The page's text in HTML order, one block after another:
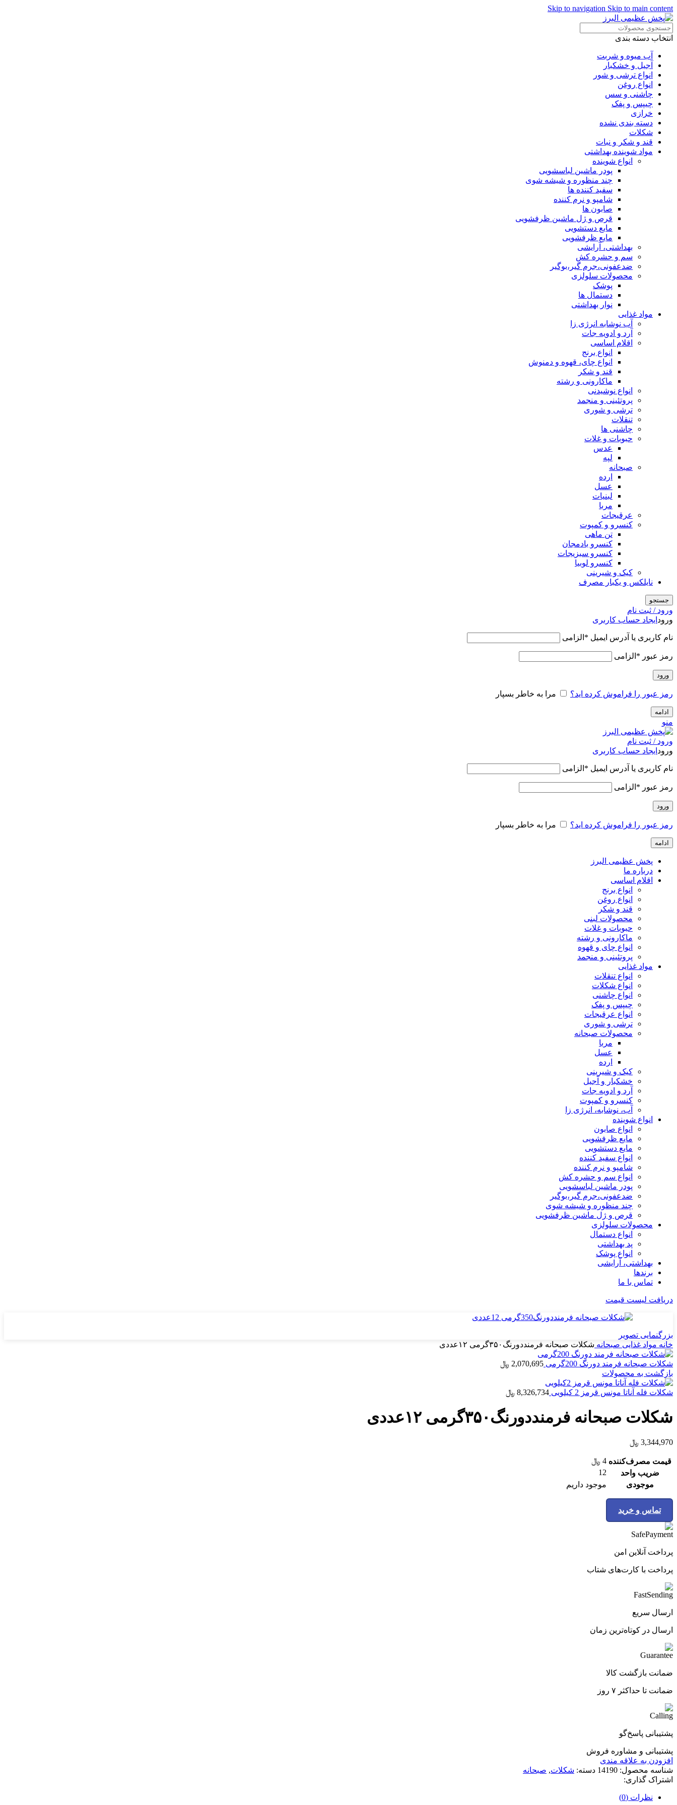
Skip to navigation Skip to main content
انتخاب دسته بندی
آب میوه و شربت
آجیل و خشکبار
انواع ترشی و شور
انواع روغن
چاشنی و سس
چیپس و پفک
خرازی
دسته بندی نشده
شکلات
قند و شکر و نبات
مواد شوینده بهداشتی
انواع شوینده
پودر ماشین لباسشویی
چند منظوره و شیشه شوی
سفید کننده ها
شامپو و نرم کننده
صابون ها
قرص و ژل ماشین ظرفشویی
مایع دستشویی
مایع ظرفشویی
بهداشتی، آرایشی
سم و حشره کش
ضدعفونی،جرم گیر،بوگیر
محصولات سلولزی
پوشک
دستمال ها
نوار بهداشتی
مواد غذایی
آب نوشابه انرژی زا
آرد و ادویه جات
اقلام اساسی
انواع برنج
انواع چای، قهوه و دمنوش
قند و شکر
ماکارونی و رشته
انواع نوشیدنی
پروتئینی و منجمد
ترشی و شوری
تنقلات
چاشنی ها
حبوبات و غلات
عدس
لپه
صبحانه
ارده
عسل
لبنیات
مربا
عرقیجات
کنسرو و کمپوت
تن ماهی
کنسرو بادمجان
کنسرو سبزیجات
کنسرو لوبیا
کیک و شیرینی
نایلکس و یکبار مصرف
جستجو
ورود / ثبت نام
ورود ایجاد حساب کاربری
نام کاربری یا آدرس ایمیل * الزامی
رمز عبور * الزامی
ورود
رمز عبور را فراموش کرده اید؟ مرا به خاطر بسپار
ادامه
منو
ورود / ثبت نام
ورود ایجاد حساب کاربری
نام کاربری یا آدرس ایمیل * الزامی
رمز عبور * الزامی
ورود
رمز عبور را فراموش کرده اید؟ مرا به خاطر بسپار
ادامه
پخش عظیمی البرز
درباره ما
اقلام اساسی
انواع برنج
انواع روغن
قند و شکر
محصولات لبنی
حبوبات و غلات
ماکارونی و رشته
انواع چای و قهوه
پروتئینی و منجمد
مواد غذایی
انواع تنقلات
انواع شکلات
انواع چاشنی
چیپس و پفک
انواع عرقیجات
ترشی و شوری
محصولات صبحانه
مربا
عسل
ارده
کیک و شیرینی
خشکبار و آجیل
آرد و ادویه جات
کنسرو و کمپوت
آب، نوشابه، انرژی زا
انواع شوینده
انواع صابون
مایع ظرفشویی
مایع دستشویی
انواع سفید کننده
شامپو و نرم کننده
انواع سم و حشره کش
پودر ماشین لباسشویی
ضدعفونی،جرم گیر،بوگیر
چند منظوره و شیشه شوی
قرص و ژل ماشین ظرفشویی
محصولات سلولزی
انواع دستمال
پد بهداشتی
انواع پوشک
بهداشتی، آرایشی
برندها
تماس با ما
دریافت لیست قیمت
بزرگنمایی تصویر
خانه مواد غذایی صبحانه شکلات صبحانه فرمنددورنگ۳۵۰گرمی ۱۲عددی
شکلات صبحانه فرمند دورنگ 200گرمی 2,070,695 ﷼
بازگشت به محصولات
شکلات فله آناتا مونس قرمز 2 کیلویی 8,326,734 ﷼
شکلات صبحانه فرمنددورنگ۳۵۰گرمی ۱۲عددی
3,344,970 ﷼
قیمت مصرف‌کننده 4 ﷼
ضریب واحد
12
موجودی
موجود داریم
تماس و خرید
پرداخت آنلاین امن
پرداخت با کارت‌های شتاب
ارسال سریع
ارسال در کوتاه‌ترین زمان
ضمانت بازگشت کالا
ضمانت تا حداکثر ۷ روز
پشتیبانی پاسخ‌گو
پشتیبانی و مشاوره فروش
افزودن به علاقه مندی
شناسه محصول: 14190 دسته: شکلات, صبحانه
اشتراک گذاری:
نظرات (0)